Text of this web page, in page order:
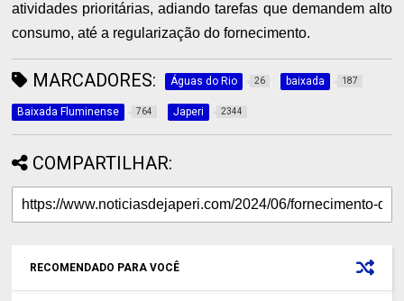
atividades prioritárias, adiando tarefas que demandem alto
consumo, até a regularização do fornecimento.
MARCADORES: Águas do Rio 26 baixada 187
Baixada Fluminense 764 Japeri 2344
COMPARTILHAR:
RECOMENDADO PARA VOCÊ